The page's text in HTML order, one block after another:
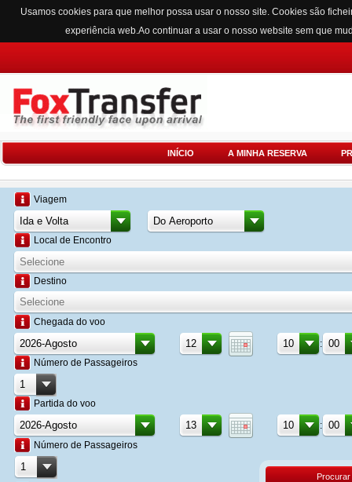
Usamos cookies para que melhor possa usar o nosso site. Cookies são
experiência web.Ao continuar a usar o nosso website sem que
INÍCIO A MINHA RESERVA
Viagem
Local de Encontro
Destino
Chegada do voo
:
Número de Passageiros
Partida do voo
:
Número de Passageiros
Procurar